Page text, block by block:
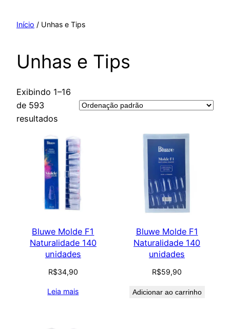
paraInício / Unhas e Tips
Unhas e Tips
Exibindo 1–16
de 593
resultados
Bluwe Molde F1
Naturalidade 140
unidades
R$34,90
Leia mais
Bluwe Molde F1
Naturalidade 140
unidades
R$59,90
Adicionar ao carrinho